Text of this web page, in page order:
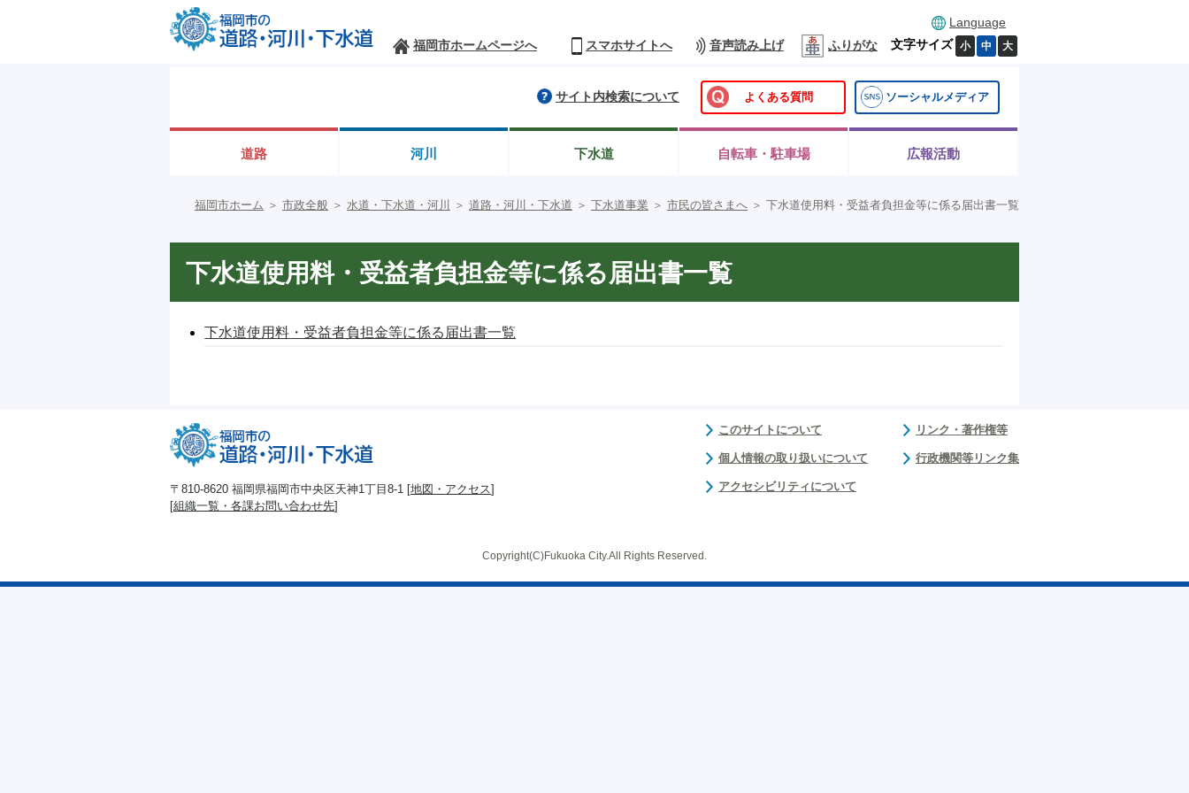
Language
福岡市ホームページへ
スマホサイトへ 音声読み上げ ふりがな 文字サイズ 小 中 大
よくある質問 ソーシャルメディア
サイト内検索について
道路 河川 下水道 自転車・駐車場 広報活動
福岡市ホーム ＞ 市政全般 ＞ 水道・下水道・河川 ＞ 道路・河川・下水道 ＞ 下水道事業 ＞ 市民の皆さまへ ＞ 下水道使用料・受益者負担金等に係る届出書一覧
下水道使用料・受益者負担金等に係る届出書一覧
下水道使用料・受益者負担金等に係る届出書一覧
〒810-8620 福岡県福岡市中央区天神1丁目8-1 [地図・アクセス]
[組織一覧・各課お問い合わせ先]
このサイトについて
個人情報の取り扱いについて
アクセシビリティについて
リンク・著作権等
行政機関等リンク集
Copyright(C)Fukuoka City.All Rights Reserved.